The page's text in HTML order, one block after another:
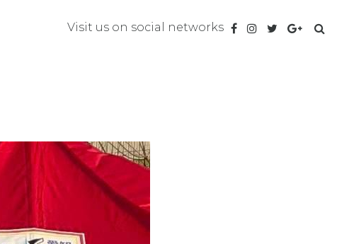
Visit us on social networks